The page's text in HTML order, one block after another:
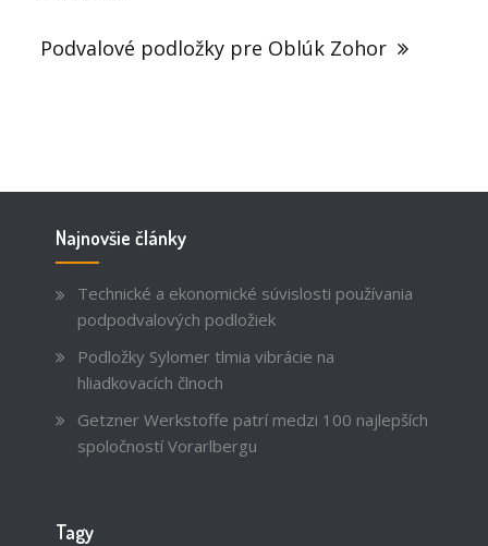
Podvalové podložky pre Oblúk Zohor
Najnovšie články
Technické a ekonomické súvislosti používania
podpodvalových podložiek
Podložky Sylomer tlmia vibrácie na
hliadkovacích člnoch
Getzner Werkstoffe patrí medzi 100 najlepších
spoločností Vorarlbergu
Tagy